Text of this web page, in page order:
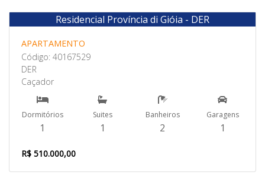
Venda
Residencial Província di Gióia - DER
APARTAMENTO
Código: 40167529
DER
Caçador
Dormitórios
1
Suites
1
Banheiros
2
Garagens
1
R$ 510.000,00